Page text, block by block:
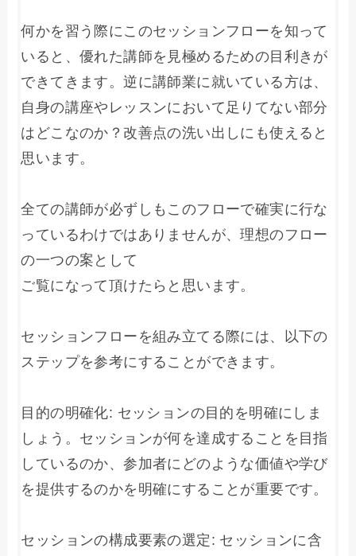
何かを習う際にこのセッションフローを知って
いると、優れた講師を見極めるための目利きが
できてきます。逆に講師業に就いている方は、
自身の講座やレッスンにおいて足りてない部分
はどこなのか？改善点の洗い出しにも使えると
思います。
全ての講師が必ずしもこのフローで確実に行な
っているわけではありませんが、理想のフロー
の一つの案として
ご覧になって頂けたらと思います。
セッションフローを組み立てる際には、以下の
ステップを参考にすることができます。
目的の明確化: セッションの目的を明確にしま
しょう。セッションが何を達成することを目指
しているのか、参加者にどのような価値や学び
を提供するのかを明確にすることが重要です。
セッションの構成要素の選定: セッションに含